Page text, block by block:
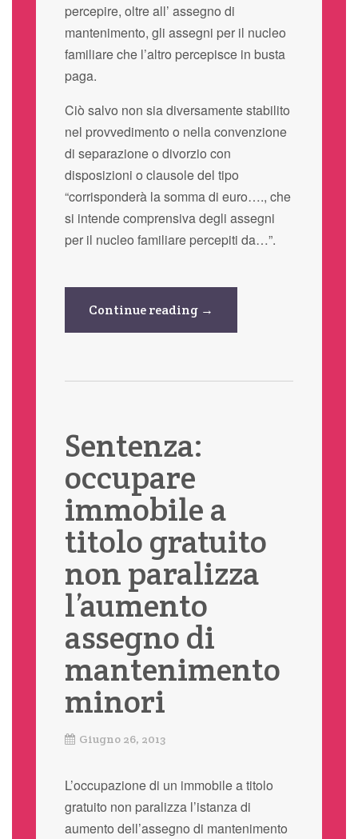
percepire, oltre all’ assegno di
mantenimento, gli assegni per il nucleo
familiare che l’altro percepisce in busta
paga.
Ciò salvo non sia diversamente stabilito
nel provvedimento o nella convenzione
di separazione o divorzio con
disposizioni o clausole del tipo
“corrisponderà la somma di euro…., che
si intende comprensiva degli assegni
per il nucleo familiare percepiti da…”.
Continue reading →
Sentenza:
occupare
immobile a
titolo gratuito
non paralizza
l’aumento
assegno di
mantenimento
minori
Giugno 26, 2013
L’occupazione di un immobile a titolo
gratuito non paralizza l’istanza di
aumento dell’assegno di mantenimento